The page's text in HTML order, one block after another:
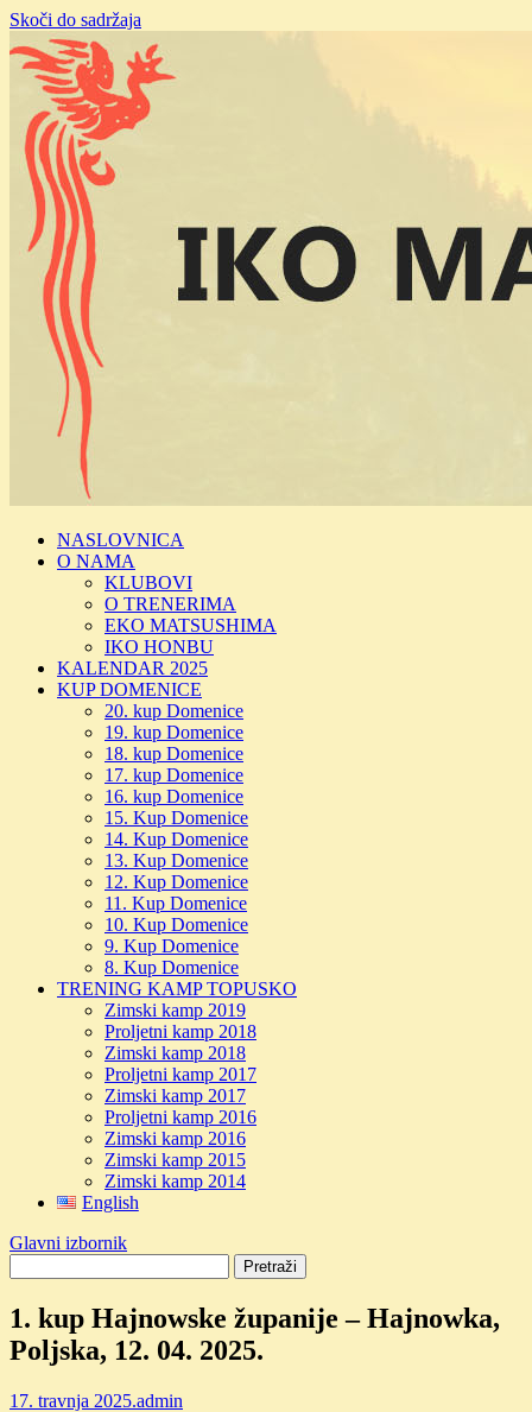
Skoči do sadržaja
NASLOVNICA
O NAMA
KLUBOVI
O TRENERIMA
EKO MATSUSHIMA
IKO HONBU
KALENDAR 2025
KUP DOMENICE
20. kup Domenice
19. kup Domenice
18. kup Domenice
17. kup Domenice
16. kup Domenice
15. Kup Domenice
14. Kup Domenice
13. Kup Domenice
12. Kup Domenice
11. Kup Domenice
10. Kup Domenice
9. Kup Domenice
8. Kup Domenice
TRENING KAMP TOPUSKO
Zimski kamp 2019
Proljetni kamp 2018
Zimski kamp 2018
Proljetni kamp 2017
Zimski kamp 2017
Proljetni kamp 2016
Zimski kamp 2016
Zimski kamp 2015
Zimski kamp 2014
English
Glavni izbornik
1. kup Hajnowske županije – Hajnowka,
Poljska, 12. 04. 2025.
17. travnja 2025.admin